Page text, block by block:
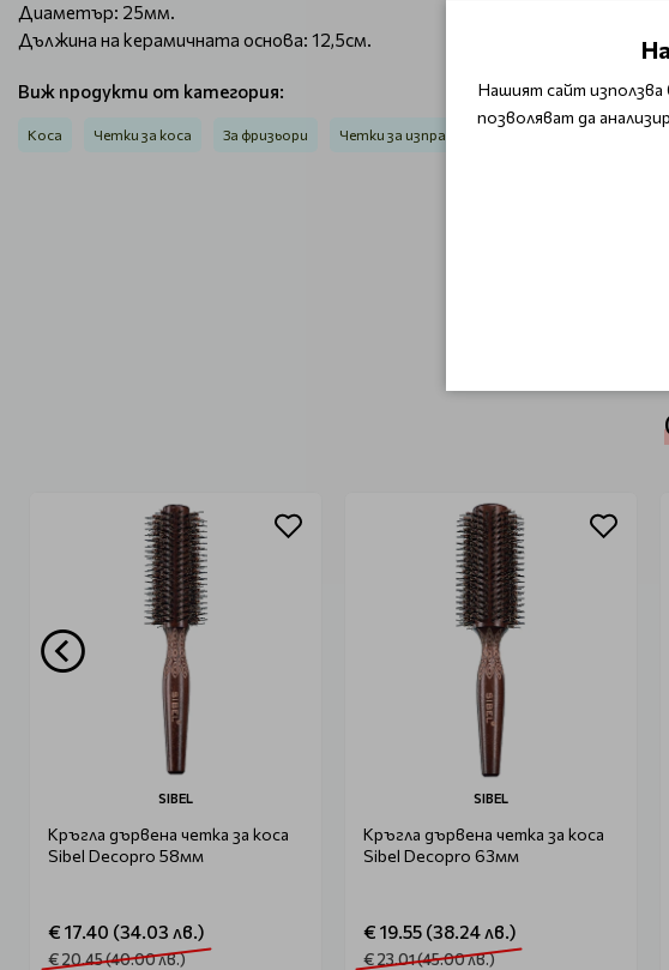
Диаметър: 25мм.
Дължина на керамичната основа: 12,5см.
Виж продукти от категория:
Коса Четки за коса За фризьори Четки за изправяне на косата
SIBEL
Кръгла дървена четка за коса
Sibel Decopro 58мм
€ 17.40 (34.03 лв.)
€ 20.45 (40.00 лв.)
SIBEL
Кръгла дървена четка за коса
Sibel Decopro 63мм
€ 19.55 (38.24 лв.)
€ 23.01 (45.00 лв.)
Нашият сайт използва
позволяват да